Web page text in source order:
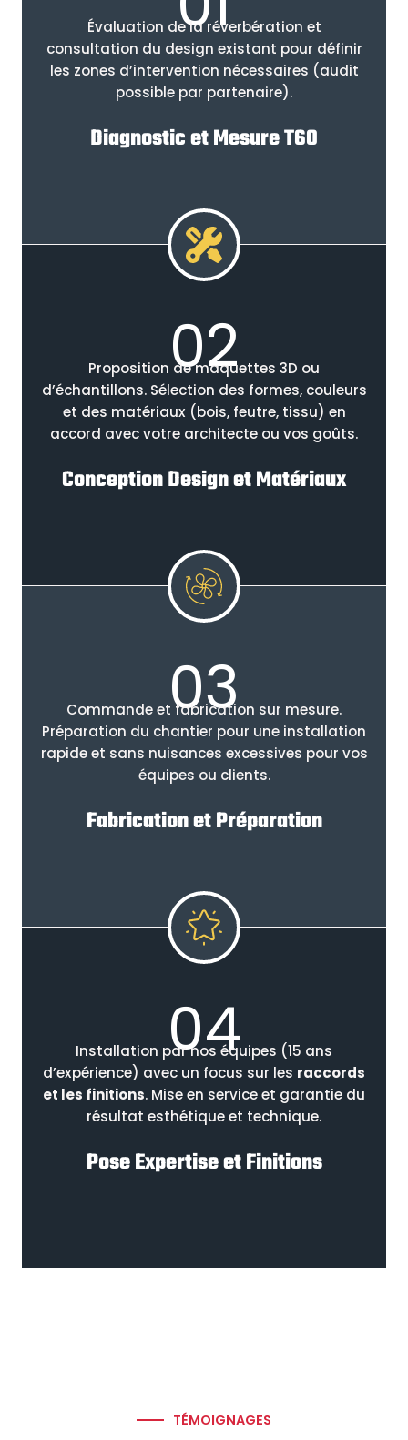
Évaluation de la réverbération et
consultation du design existant pour définir
les zones d’intervention nécessaires (audit
possible par partenaire).
Diagnostic et Mesure T60
02
Proposition de maquettes 3D ou
d’échantillons. Sélection des formes, couleurs
et des matériaux (bois, feutre, tissu) en
accord avec votre architecte ou vos goûts.
Conception Design et Matériaux
03
Commande et fabrication sur mesure.
Préparation du chantier pour une installation
rapide et sans nuisances excessives pour vos
équipes ou clients.
Fabrication et Préparation
04
Installation par nos équipes (15 ans
d’expérience) avec un focus sur les raccords
et les finitions. Mise en service et garantie du
résultat esthétique et technique.
Pose Expertise et Finitions
TÉMOIGNAGES